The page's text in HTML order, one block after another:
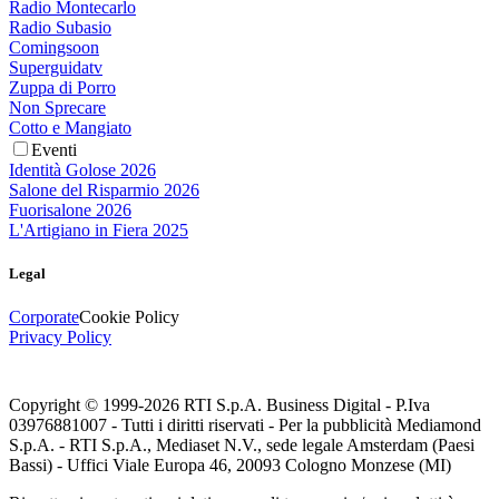
Radio Montecarlo
Radio Subasio
Comingsoon
Superguidatv
Zuppa di Porro
Non Sprecare
Cotto e Mangiato
Eventi
Identità Golose 2026
Salone del Risparmio 2026
Fuorisalone 2026
L'Artigiano in Fiera 2025
Legal
CorporateCookie Policy
Privacy Policy
Copyright © 1999-2026 RTI S.p.A. Business Digital - P.Iva
03976881007 - Tutti i diritti riservati - Per la pubblicità Mediamond
S.p.A. - RTI S.p.A., Mediaset N.V., sede legale Amsterdam (Paesi
Bassi) - Uffici Viale Europa 46, 20093 Cologno Monzese (MI)